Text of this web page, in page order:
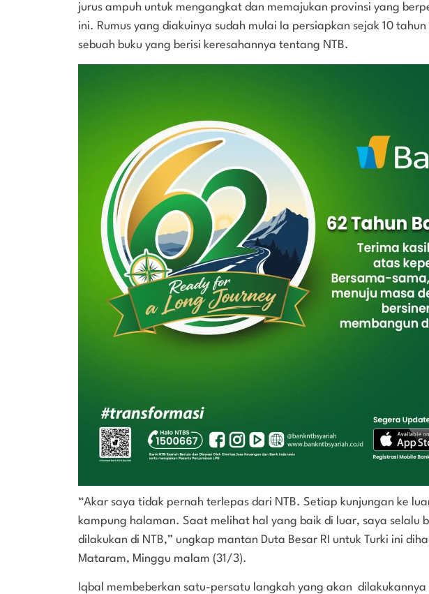
jurus ampuh untuk mengangkat dan memajukan provinsi yang
ini. Rumus yang diakuinya sudah mulai Ia persiapkan sejak 10
sebuah buku yang berisi keresahannya tentang NTB.
“Akar saya tidak pernah terlepas dari NTB. Setiap kunjungan ke
kampung halaman. Saat melihat hal yang baik di luar, saya selalu
dilakukan di NTB,” ungkap mantan Duta Besar RI untuk Turki ini
Mataram, Minggu malam (31/3).
Iqbal membeberkan satu-persatu langkah yang akan